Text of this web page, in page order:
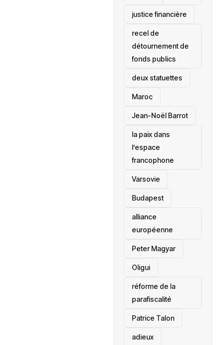
justice financière
recel de
détournement de
fonds publics
deux statuettes
Maroc
Jean-Noël Barrot
la paix dans
l’espace
francophone
‎Varsovie
Budapest
alliance
européenne
Peter Magyar
Oligui
réforme de la
parafiscalité
Patrice Talon
adieux